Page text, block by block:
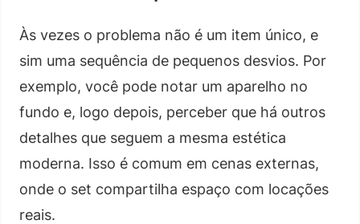
Às vezes o problema não é um item único, e
sim uma sequência de pequenos desvios. Por
exemplo, você pode notar um aparelho no
fundo e, logo depois, perceber que há outros
detalhes que seguem a mesma estética
moderna. Isso é comum em cenas externas,
onde o set compartilha espaço com locações
reais.